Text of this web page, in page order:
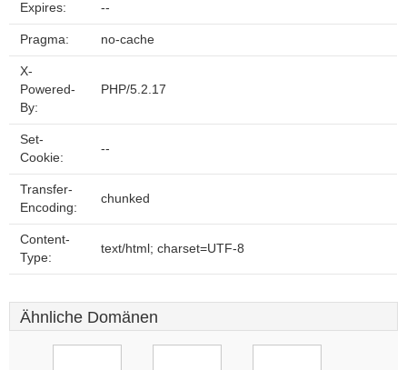
Expires: --
Pragma: no-cache
X-
Powered-
By:
PHP/5.2.17
Set-
Cookie:
--
Transfer-
Encoding:
chunked
Content-
Type:
text/html; charset=UTF-8
Ähnliche Domänen